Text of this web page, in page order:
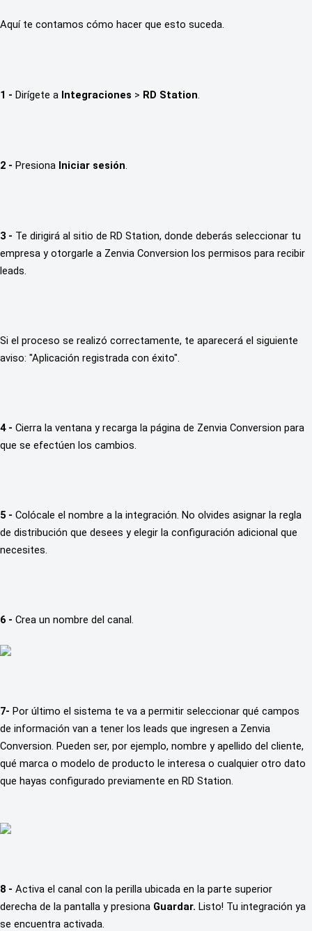
Aquí te contamos cómo hacer que esto suceda.
1 - Dirígete a Integraciones > RD Station.
2 - Presiona Iniciar sesión.
3 - Te dirigirá al sitio de RD Station, donde deberás seleccionar tu
empresa y otorgarle a Zenvia Conversion los permisos para recibir
leads.
Si el proceso se realizó correctamente, te aparecerá el siguiente
aviso: "Aplicación registrada con éxito".
4 - Cierra la ventana y recarga la página de Zenvia Conversion para
que se efectúen los cambios.
5 - Colócale el nombre a la integración. No olvides asignar la regla
de distribución que desees y elegir la configuración adicional que
necesites.
6 - Crea un nombre del canal.
7- Por último el sistema te va a permitir seleccionar qué campos
de información van a tener los leads que ingresen a Zenvia
Conversion. Pueden ser, por ejemplo, nombre y apellido del cliente,
qué marca o modelo de producto le interesa o cualquier otro dato
que hayas configurado previamente en RD Station.
8 - Activa el canal con la perilla ubicada en la parte superior
derecha de la pantalla y presiona Guardar. Listo! Tu integración ya
se encuentra activada.